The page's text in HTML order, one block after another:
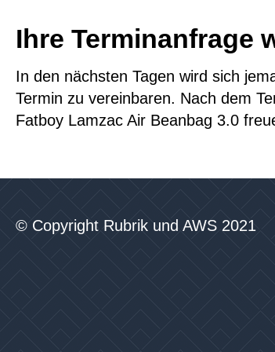
Ihre Terminanfrage
In den nächsten Tagen wird sich
Termin zu vereinbaren. Nach dem
Fatboy Lamzac Air Beanbag 3.0
© Copyright Rubrik und AWS 2021